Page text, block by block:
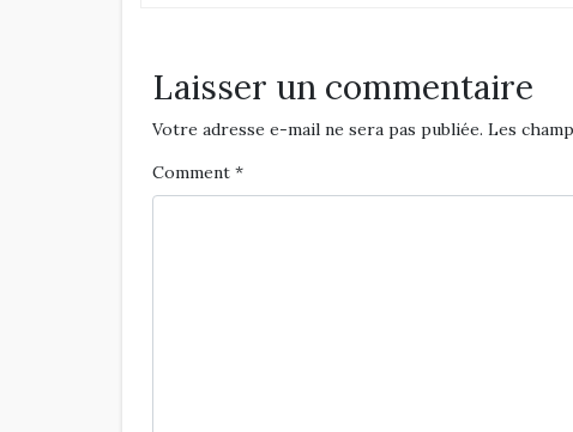
Laisser un commentaire
Votre adresse e-mail ne sera pas publiée. Les
Comment *